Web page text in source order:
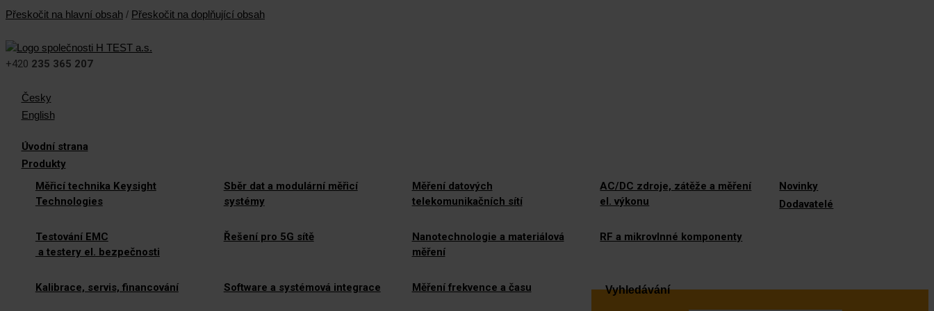
Přeskočit na hlavní obsah / Přeskočit na doplňující obsah
+420 235 365 207
Česky
English
Úvodní strana
Produkty
Měřicí technika Keysight
Technologies
Sběr dat a modulární měřicí
systémy
Měření datových
telekomunikačních sítí
AC/DC zdroje, zátěže a měření
el. výkonu
Testování EMC
a testery el. bezpečnosti
Řešení pro 5G sítě
Nanotechnologie a materiálová
měření
RF a mikrovlnné komponenty
Kalibrace, servis, financování Software a systémová integrace Měření frekvence a času
Novinky
Dodavatelé
Vyhledávání